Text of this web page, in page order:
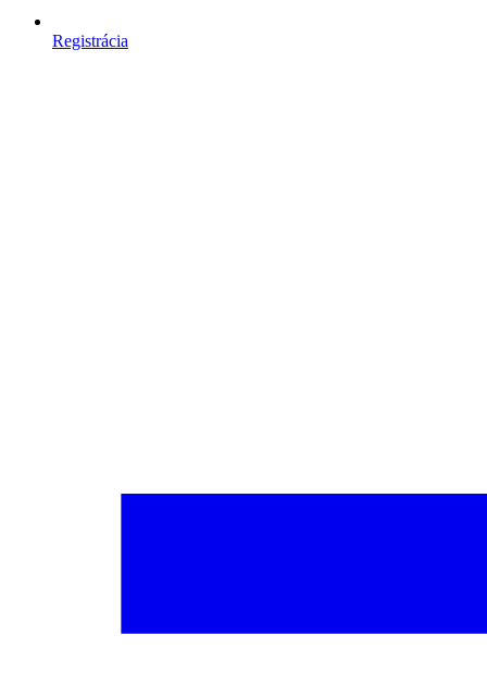
Registrácia